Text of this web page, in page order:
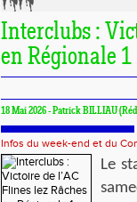
Interclubs :
en Régionale 1
18 Mai 2026 - Patrick BILLIAU
Infos du week-end et du
Le